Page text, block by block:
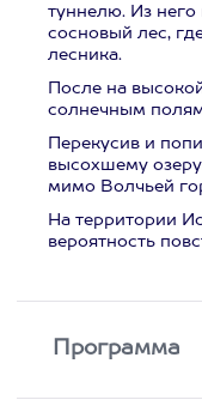
туннелю. Из него
сосновый лес,
лесника.
После на
солнечным
Перекусив и
высохшему
мимо Волчьей
На территории
вероятность
Программа